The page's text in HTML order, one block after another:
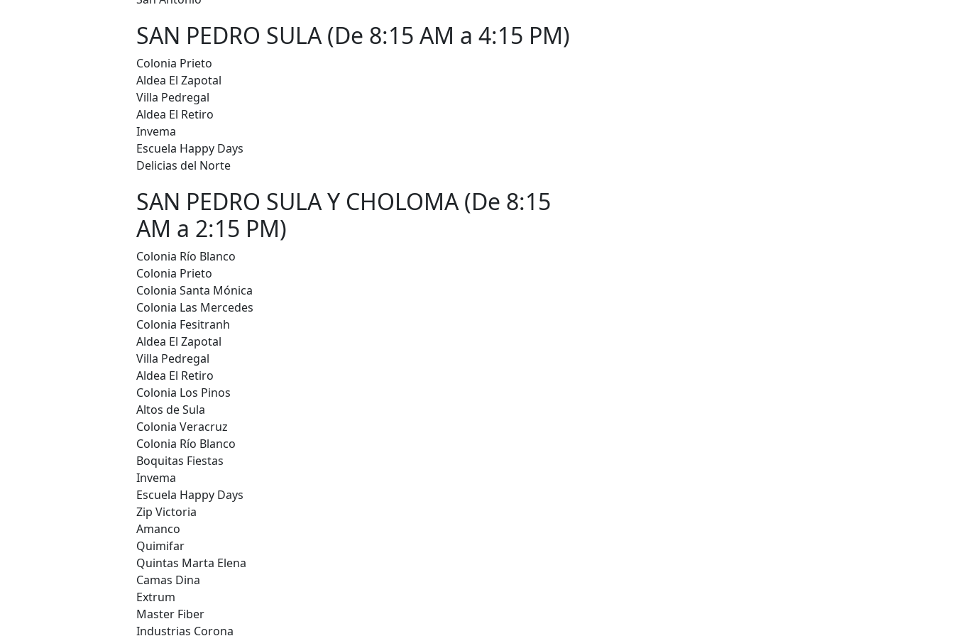
SAN PEDRO SULA (De 8:15 AM a 4:15 PM)
Colonia Prieto
Aldea El Zapotal
Villa Pedregal
Aldea El Retiro
Invema
Escuela Happy Days
Delicias del Norte
SAN PEDRO SULA Y CHOLOMA (De 8:15
AM a 2:15 PM)
Colonia Río Blanco
Colonia Prieto
Colonia Santa Mónica
Colonia Las Mercedes
Colonia Fesitranh
Aldea El Zapotal
Villa Pedregal
Aldea El Retiro
Colonia Los Pinos
Altos de Sula
Colonia Veracruz
Colonia Río Blanco
Boquitas Fiestas
Invema
Escuela Happy Days
Zip Victoria
Amanco
Quimifar
Quintas Marta Elena
Camas Dina
Extrum
Master Fiber
Industrias Corona